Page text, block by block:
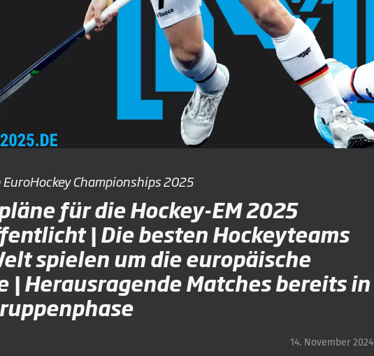
Championships 2025
für die Hockey-EM 2025
| Die besten Hockeyteams
spielen um die europäische
| Herausragende Matches bereits in
14. November 2024